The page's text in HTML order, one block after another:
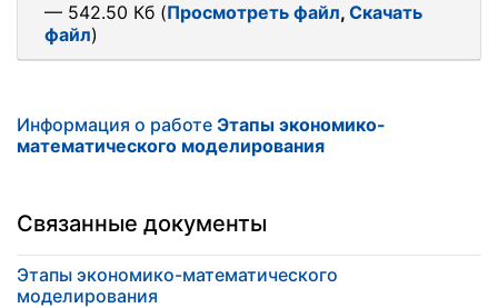
— 542.50 Кб (Просмотреть файл, Скачать
файл)
Информация о работе Этапы экономико-
математического моделирования
Связанные документы
Этапы экономико-математического
моделирования